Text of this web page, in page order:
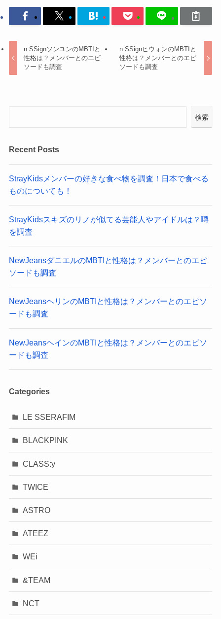
n.SSignソンユンのMBTIと
性格は？メンバーとのエピ
ソードも調査
n.SSignヒウォンのMBTIと
性格は？メンバーとのエピ
ソードも調査
検索
Recent Posts
StrayKidsメンバーの好きな食べ物を調査！日本で食べる
ものについても！
StrayKidsスキズのリノが似てる芸能人やアイドルは？噂
を調査
NewJeansダニエルのMBTIと性格は？メンバーとのエピ
ソードも調査
NewJeansヘリンのMBTIと性格は？メンバーとのエピソ
ードも調査
NewJeansヘインのMBTIと性格は？メンバーとのエピソ
ードも調査
Categories
LE SSERAFIM
BLACKPINK
CLASS:y
TWICE
ASTRO
ATEEZ
WEi
&TEAM
NCT